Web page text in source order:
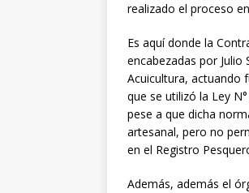
realizado el proceso
Es aquí donde la
encabezadas por Julio
Acuicultura, actuando
que se utilizó la Ley
pese a que dicha
artesanal, pero no
en el Registro
Además, además el